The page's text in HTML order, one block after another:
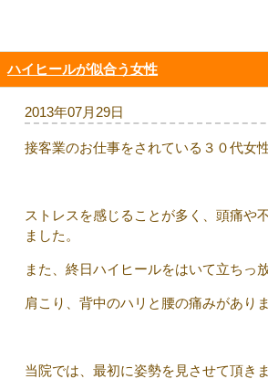
ハイヒールが似合う女性
2013年07月29日
接客業のお仕事をされている３０代女
ストレスを感じることが多く、頭痛や
ました。
また、終日ハイヒールをはいて立ちっ
肩こり、背中のハリと腰の痛みがありま
当院では、最初に姿勢を見させて頂きま